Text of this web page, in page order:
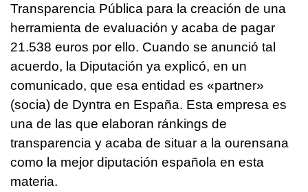
Transparencia Pública para la creación de una
herramienta de evaluación y acaba de pagar
21.538 euros por ello. Cuando se anunció tal
acuerdo, la Diputación ya explicó, en un
comunicado, que esa entidad es «partner»
(socia) de Dyntra en España. Esta empresa es
una de las que elaboran ránkings de
transparencia y acaba de situar a la ourensana
como la mejor diputación española en esta
materia.